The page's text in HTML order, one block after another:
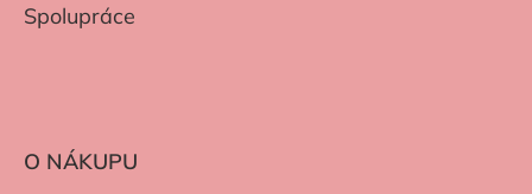
Spolupráce
O NÁKUPU